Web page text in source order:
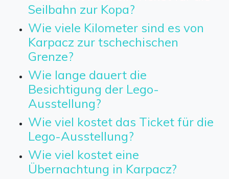
Seilbahn zur Kopa?
Wie viele Kilometer sind es von
Karpacz zur tschechischen
Grenze?
Wie lange dauert die
Besichtigung der Lego-
Ausstellung?
Wie viel kostet das Ticket für die
Lego-Ausstellung?
Wie viel kostet eine
Übernachtung in Karpacz?